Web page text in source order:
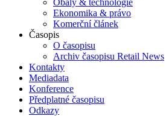
Ekonomika & právo
Komerční článek
Časopis
O časopisu
Archiv časopisu Retail News
Kontakty
Mediadata
Konference
Předplatné časopisu
Odkazy